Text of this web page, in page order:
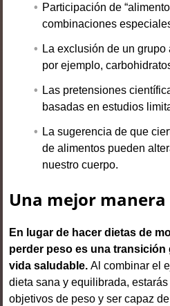
Participación de
combinaciones
La exclusión de un
por ejemplo,
Las pretensiones
basadas en estudios
La sugerencia de que
de alimentos pueden
nuestro cuerpo.
Una mejor manera
En lugar de hacer dietas de
perder peso es una transición
vida saludable. Al combinar el
dieta sana y equilibrada,
objetivos de peso y ser capaz